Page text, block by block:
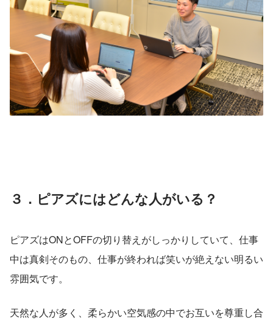
３．ピアズにはどんな人がいる？
ピアズはONとOFFの切り替えがしっかりしていて、仕事
中は真剣そのもの、仕事が終われば笑いが絶えない明るい
雰囲気です。
天然な人が多く、柔らかい空気感の中でお互いを尊重し合